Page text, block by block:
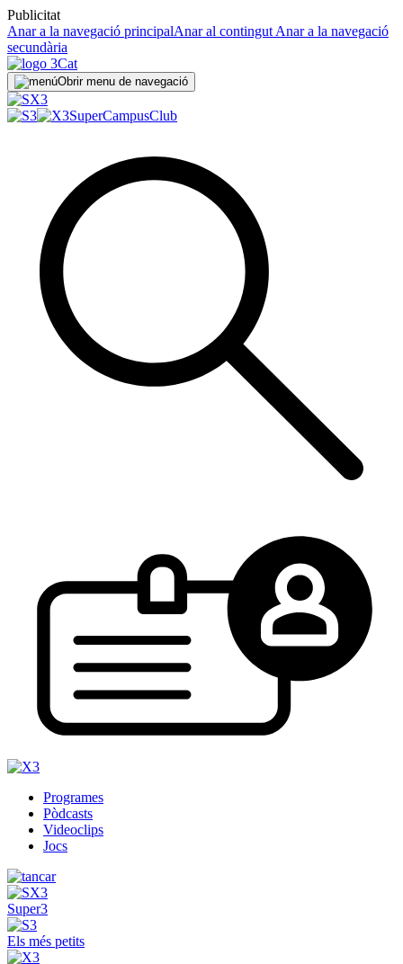
Publicitat
Anar a la navegació principalAnar al contingut Anar a la navegació
secundària
Obrir menu de navegació
SuperCampusClub
Programes
Pòdcasts
Videoclips
Jocs
Super3
Els més petits